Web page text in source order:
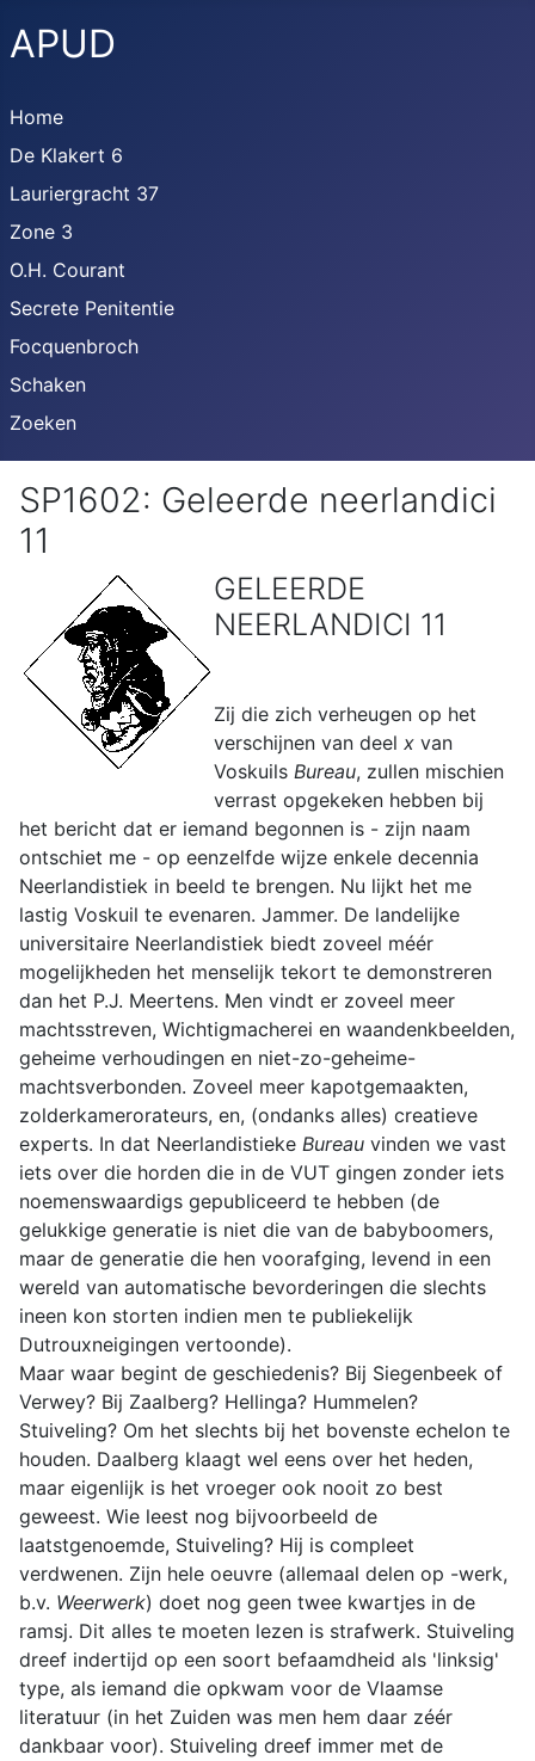
APUD
Home
De Klakert 6
Lauriergracht 37
Zone 3
O.H. Courant
Secrete Penitentie
Focquenbroch
Schaken
Zoeken
SP1602: Geleerde neerlandici
11
GELEERDE
NEERLANDICI 11
Zij die zich verheugen op het
verschijnen van deel x van
Voskuils Bureau, zullen mischien
verrast opgekeken hebben bij
het bericht dat er iemand begonnen is - zijn naam
ontschiet me - op eenzelfde wijze enkele decennia
Neerlandistiek in beeld te brengen. Nu lijkt het me
lastig Voskuil te evenaren. Jammer. De landelijke
universitaire Neerlandistiek biedt zoveel méér
mogelijkheden het menselijk tekort te demonstreren
dan het P.J. Meertens. Men vindt er zoveel meer
machtsstreven, Wichtigmacherei en waandenkbeelden,
geheime verhoudingen en niet-zo-geheime-
machtsverbonden. Zoveel meer kapotgemaakten,
zolderkamerorateurs, en, (ondanks alles) creatieve
experts. In dat Neerlandistieke Bureau vinden we vast
iets over die horden die in de VUT gingen zonder iets
noemenswaardigs gepubliceerd te hebben (de
gelukkige generatie is niet die van de babyboomers,
maar de generatie die hen voorafging, levend in een
wereld van automatische bevorderingen die slechts
ineen kon storten indien men te publiekelijk
Dutrouxneigingen vertoonde).
Maar waar begint de geschiedenis? Bij Siegenbeek of
Verwey? Bij Zaalberg? Hellinga? Hummelen?
Stuiveling? Om het slechts bij het bovenste echelon te
houden. Daalberg klaagt wel eens over het heden,
maar eigenlijk is het vroeger ook nooit zo best
geweest. Wie leest nog bijvoorbeeld de
laatstgenoemde, Stuiveling? Hij is compleet
verdwenen. Zijn hele oeuvre (allemaal delen op -werk,
b.v. Weerwerk) doet nog geen twee kwartjes in de
ramsj. Dit alles te moeten lezen is strafwerk. Stuiveling
dreef indertijd op een soort befaamdheid als 'linksig'
type, als iemand die opkwam voor de Vlaamse
literatuur (in het Zuiden was men hem daar zéér
dankbaar voor). Stuiveling dreef immer met de